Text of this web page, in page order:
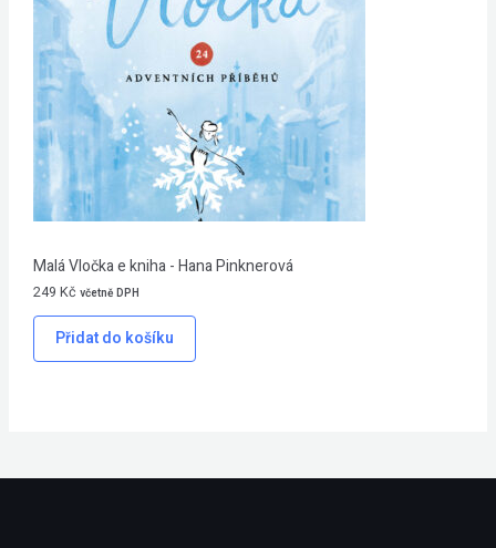
Malá Vločka e kniha - Hana Pinknerová
249 Kč včetně DPH
Přidat do košíku